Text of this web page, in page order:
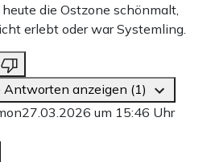
die Ostzone schönmalt,
erlebt oder war Systemling.
Antworten anzeigen (1)
27.03.2026 um 15:46 Uhr